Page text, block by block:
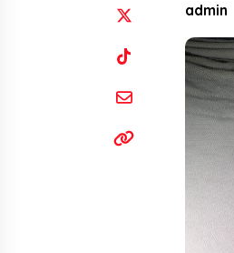
admin